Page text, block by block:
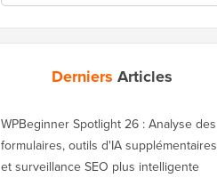
Derniers Articles
WPBeginner Spotlight 26 : Analyse des
formulaires, outils d'IA supplémentaires
et surveillance SEO plus intelligente